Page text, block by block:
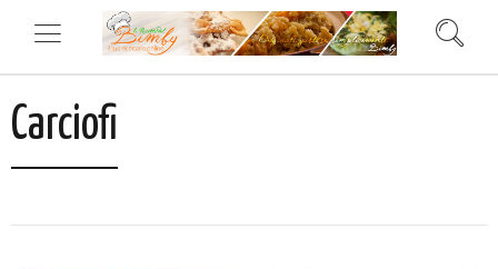
Carciofi